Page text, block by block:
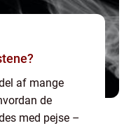
af mange
de
med pejse –